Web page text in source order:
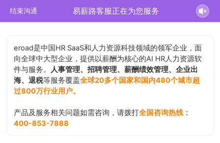
结束沟通 易薪路客服正在为您服务
eroad是中国HR SaaS和人力资源科技领域的领军企业，面
向全球中大型企业，提供以薪酬为核心的AI HR人力资源软
件与服务。
人事管理、招聘管理、薪酬绩效管理、企业出
海、退税等服务覆盖全球20多个国家和国内480个城市超
过800万行业用户。
产品及服务相关问题如需咨询，请拨打全国咨询热线 ：
400-853-7888